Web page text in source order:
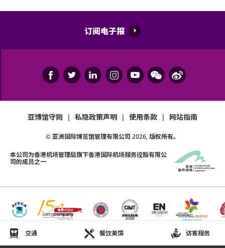
交通 餐饮美馔 访客服务
订阅电子报
亚博馆守则 | 私隐政策声明 | 使用条款 | 网站指南
© 亚洲国际博览馆管理有限公司 2026, 版权所有。
本公司为香港机场管理局旗下香港国际机场服务控股有限公
司的成员之一